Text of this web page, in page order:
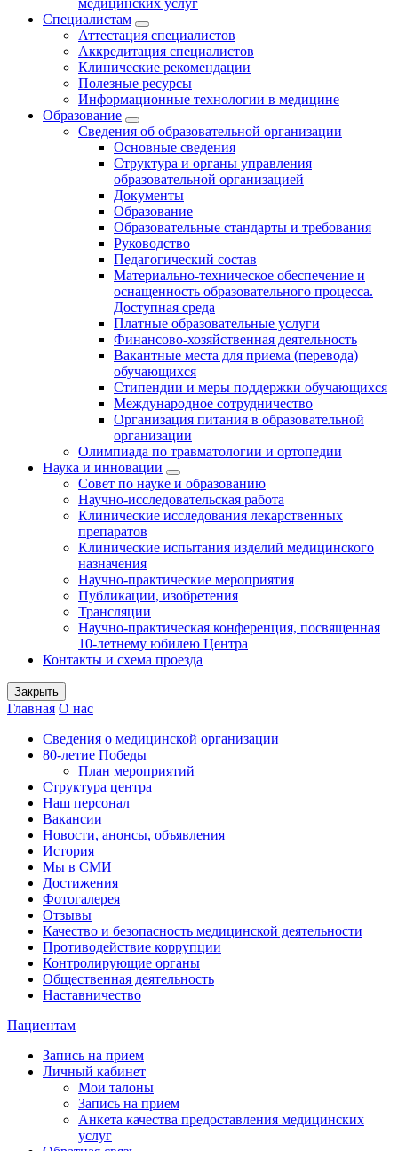
медицинских услуг
Специалистам
Аттестация специалистов
Аккредитация специалистов
Клинические рекомендации
Полезные ресурсы
Информационные технологии в медицине
Образование
Сведения об образовательной организации
Основные сведения
Структура и органы управления
образовательной организацией
Документы
Образование
Образовательные стандарты и требования
Руководство
Педагогический состав
Материально-техническое обеспечение и
оснащенность образовательного процесса.
Доступная среда
Платные образовательные услуги
Финансово-хозяйственная деятельность
Вакантные места для приема (перевода)
обучающихся
Стипендии и меры поддержки обучающихся
Международное сотрудничество
Организация питания в образовательной
организации
Олимпиада по травматологии и ортопедии
Наука и инновации
Совет по науке и образованию
Научно-исследовательская работа
Клинические исследования лекарственных
препаратов
Клинические испытания изделий медицинского
назначения
Научно-практические мероприятия
Публикации, изобретения
Трансляции
Научно-практическая конференция, посвященная
10-летнему юбилею Центра
Контакты и схема проезда
Закрыть
Главная О нас
Сведения о медицинской организации
80-летие Победы
План мероприятий
Структура центра
Наш персонал
Вакансии
Новости, анонсы, объявления
История
Мы в СМИ
Достижения
Фотогалерея
Отзывы
Качество и безопасность медицинской деятельности
Противодействие коррупции
Контролирующие органы
Общественная деятельность
Наставничество
Пациентам
Запись на прием
Личный кабинет
Мои талоны
Запись на прием
Анкета качества предоставления медицинских
услуг